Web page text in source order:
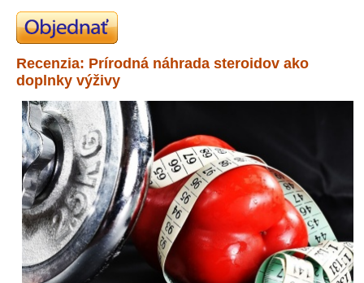
Recenzia: Prírodná náhrada steroidov ako
doplnky výživy